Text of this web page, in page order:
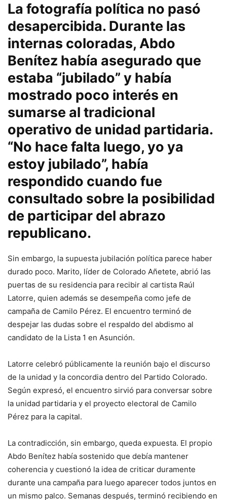
La fotografía política no pasó
desapercibida. Durante las
internas coloradas, Abdo
Benítez había asegurado que
estaba “jubilado” y había
mostrado poco interés en
sumarse al tradicional
operativo de unidad partidaria.
“No hace falta luego, yo ya
estoy jubilado”, había
respondido cuando fue
consultado sobre la posibilidad
de participar del abrazo
republicano.
Sin embargo, la supuesta jubilación política parece haber
durado poco. Marito, líder de Colorado Añetete, abrió las
puertas de su residencia para recibir al cartista Raúl
Latorre, quien además se desempeña como jefe de
campaña de Camilo Pérez. El encuentro terminó de
despejar las dudas sobre el respaldo del abdismo al
candidato de la Lista 1 en Asunción.
Latorre celebró públicamente la reunión bajo el discurso
de la unidad y la concordia dentro del Partido Colorado.
Según expresó, el encuentro sirvió para conversar sobre
la unidad partidaria y el proyecto electoral de Camilo
Pérez para la capital.
La contradicción, sin embargo, queda expuesta. El propio
Abdo Benítez había sostenido que debía mantener
coherencia y cuestionó la idea de criticar duramente
durante una campaña para luego aparecer todos juntos en
un mismo palco. Semanas después, terminó recibiendo en